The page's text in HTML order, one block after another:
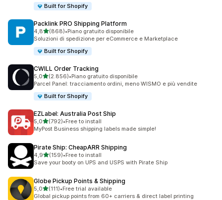
Built for Shopify
Packlink PRO Shipping Platform
4,8stelle su 5
(868)
868 recensioni totali
•Piano gratuito disponibile
Soluzioni di spedizione per eCommerce e Marketplace
Built for Shopify
CWILL Order Tracking
5,0stelle su 5
(2.856)
2856 recensioni totali
•Piano gratuito disponibile
Parcel Panel: tracciamento ordini, meno WISMO e più vendite
Built for Shopify
EZLabel: Australia Post Ship
5,0stelle su 5
(792)
792 recensioni totali
•Free to install
MyPost Business shipping labels made simple!
Pirate Ship: CheapARR Shipping
4,9stelle su 5
(159)
159 recensioni totali
•Free to install
Save your booty on UPS and USPS with Pirate Ship
Globe Pickup Points & Shipping
5,0stelle su 5
(111)
111 recensioni totali
•Free trial available
Global pickup points from 60+ carriers & direct label printing